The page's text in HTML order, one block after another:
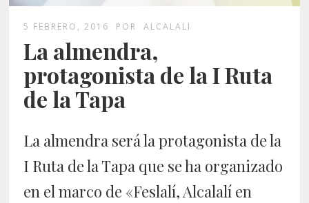
5 FEBRERO, 2016 POR ALCALALI
La almendra,
protagonista de la I Ruta
de la Tapa
La almendra será la protagonista de la
I Ruta de la Tapa que se ha organizado
en el marco de «Feslalí, Alcalalí en